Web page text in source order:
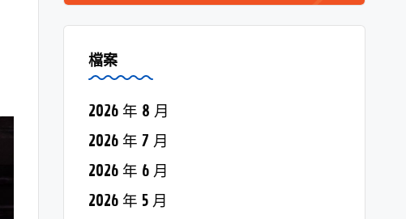
檔案
2026 年 8 月
2026 年 7 月
2026 年 6 月
2026 年 5 月